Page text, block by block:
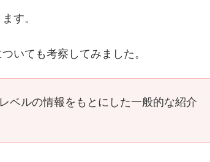
す。
いても考察してみました。
ベルの情報をもとにした一般的な紹介